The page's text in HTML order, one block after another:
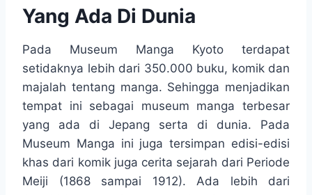
Yang Ada Di Dunia
Pada Museum Manga Kyoto terdapat
setidaknya lebih dari 350.000 buku, komik dan
majalah tentang manga. Sehingga menjadikan
tempat ini sebagai museum manga terbesar
yang ada di Jepang serta di dunia. Pada
Museum Manga ini juga tersimpan edisi-edisi
khas dari komik juga cerita sejarah dari Periode
Meiji (1868 sampai 1912). Ada lebih dari